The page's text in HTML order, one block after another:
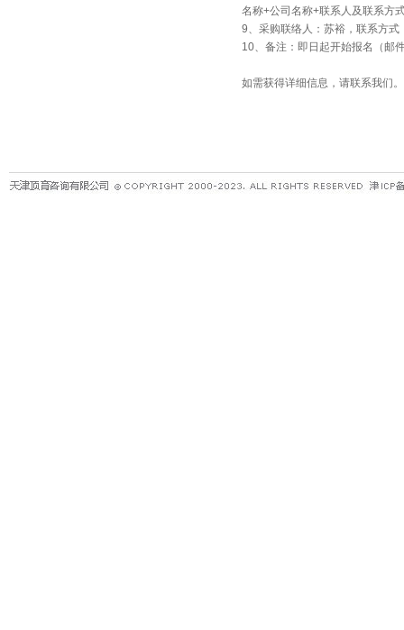
名称+公司名称+联系人及联系方
9、采购联络人：苏裕，联系方
10、备注：即日起开始报名（邮
如需获得详细信息，请联系我们。